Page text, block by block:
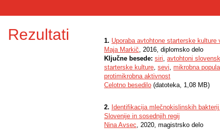
Rezultati 1. Uporaba avtohtone starterske
Maja Markič, 2016, diplomsko delo
Ključne besede: siri, avtohtoni
starterske kulture, sevi, mikrobna
protimikrobna aktivnost
Celotno besedilo (datoteka, 1,08 MB)
2. Identifikacija mlečnokislinskih
Slovenije in sosednjih regij
Nina Avsec, 2020, magistrsko delo